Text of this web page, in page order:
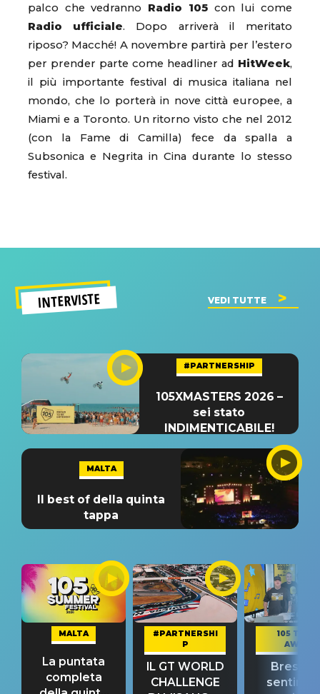
palco che vedranno Radio 105con lui come
Radio ufficiale. Dopo arriverà il meritato
riposo? Macché! A novembre partirà per l’estero
per prender parte come headliner ad HitWeek,
il più importante festival di musica italiana nel
mondo, che lo porterà in nove città europee, a
Miami e a Toronto. Un ritorno visto che nel 2012
(con la Fame di Camilla) fece da spalla a
Subsonica e Negrita in Cina durante lo stesso
festival.
INTERVISTE VEDI TUTTE
#PARTNERSHIP
105XMASTERS 2026 –
sei stato
INDIMENTICABILE!
MALTA
Il best of della quinta
tappa
MALTA
La puntata
completa
#PARTNERSHI
P
IL GT WORLD
CHALLENGE
105 TAKE
AWAY
Bresh: